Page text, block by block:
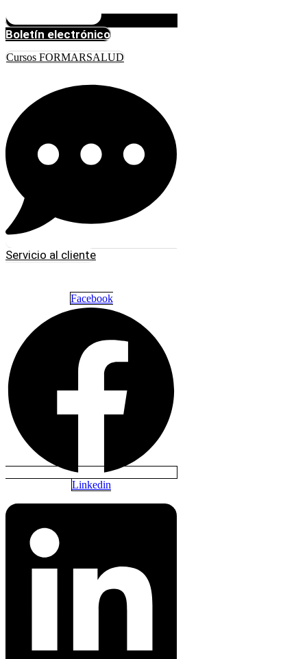
Boletín electrónico
Cursos FORMARSALUD
Servicio al cliente
Facebook
Linkedin